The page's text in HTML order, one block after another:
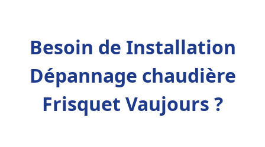
Besoin de Installation
Dépannage chaudière
Frisquet Vaujours ?